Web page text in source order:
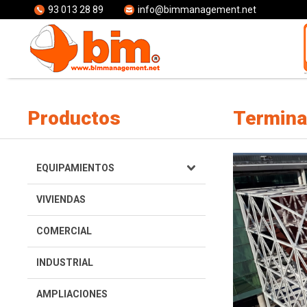
93 013 28 89 info@bimmanagement.net
Productos
EQUIPAMIENTOS
VIVIENDAS
COMERCIAL
INDUSTRIAL
AMPLIACIONES